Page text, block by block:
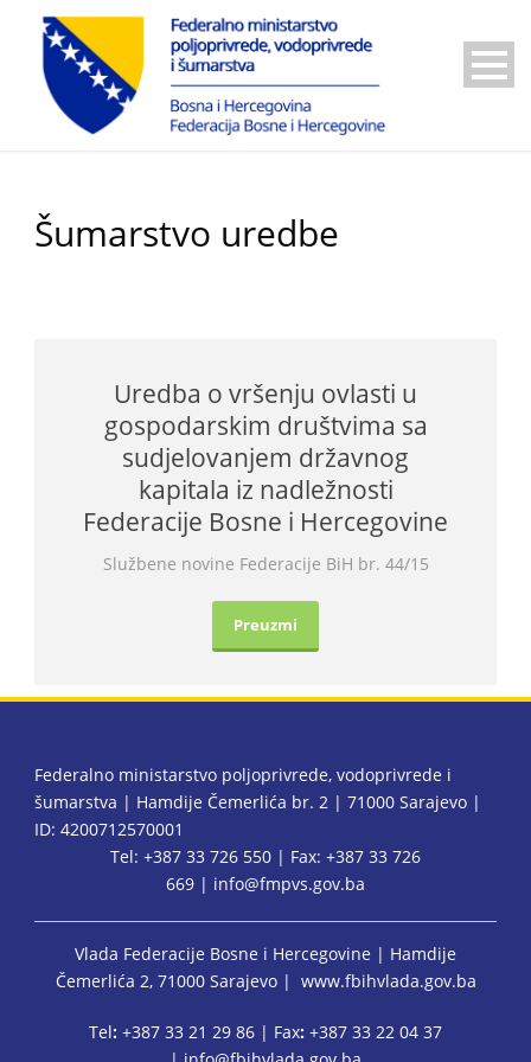
Šumarstvo uredbe
Uredba o vršenju ovlasti u
gospodarskim društvima sa
sudjelovanjem državnog
kapitala iz nadležnosti
Federacije Bosne i Hercegovine
Službene novine Federacije BiH br. 44/15
Preuzmi
Federalno ministarstvo poljoprivrede, vodoprivrede i
šumarstva | Hamdije Čemerlića br. 2 | 71000 Sarajevo |
ID: 4200712570001
Tel: +387 33 726 550 | Fax: +387 33 726
669 | info@fmpvs.gov.ba
Vlada Federacije Bosne i Hercegovine | Hamdije
Čemerlića 2, 71000 Sarajevo | www.fbihvlada.gov.ba
Tel: +387 33 21 29 86 | Fax: +387 33 22 04 37